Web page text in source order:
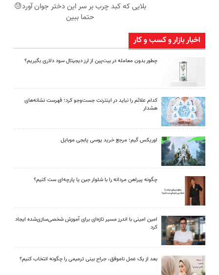
بلایی که کبد چرب بر سر این دختر جوان آورد😓
حتما ببین
اخبار بازار و کسب و کار
چطور بدون معامله در بیت‌پین از ارز دیجیتال سود دلاری بگیریم؟
کدام علائم را نباید در اینترنت جست‌وجو کرد؛ فهرست نشانه‌های
هشدار
اوریکس گیم؛ مرجع خرید یوسی پابجی موبایل
چگونه پیراهن مردانه را با شلوار جین یا پارچه‌ای ست کنیم؟
امین امینی با اندرز مسیر تازه‌ای برای آموزش شخصی‌سازی‌شده ایجاد
کرد
بعد از یک عمل ناموفق، جراح بینی ترمیمی را چگونه انتخاب کنیم؟